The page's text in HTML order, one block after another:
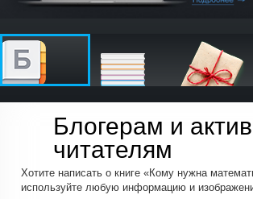
Блогерам и
читателям
Хотите написать о книге «Кому нужна
используйте любую информацию и